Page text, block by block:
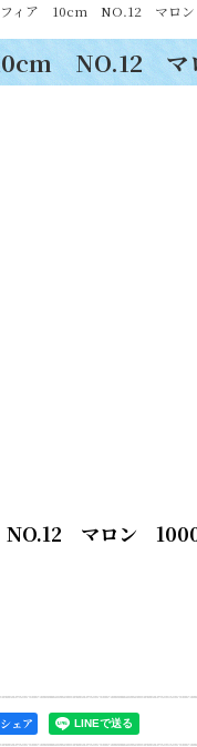
フィア 10cm NO.12 マロ
NO.12
NO.12 マロン
ェア